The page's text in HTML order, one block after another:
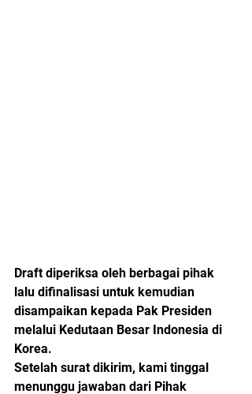
Draft diperiksa oleh berbagai pihak
lalu difinalisasi untuk kemudian
disampaikan kepada Pak Presiden
melalui Kedutaan Besar Indonesia di
Korea.
Setelah surat dikirim, kami tinggal
menunggu jawaban dari Pihak